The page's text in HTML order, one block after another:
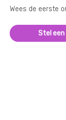
Wees de eerste
Stel een